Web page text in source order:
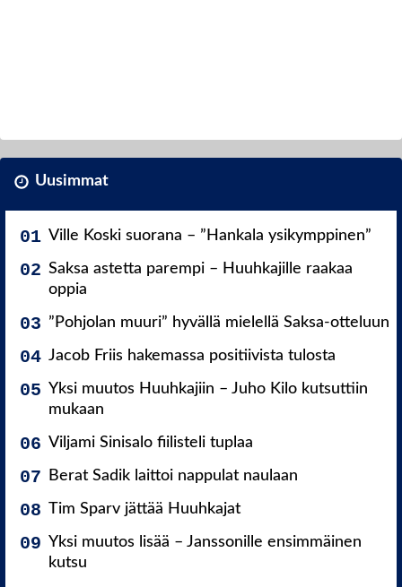
Uusimmat
Ville Koski suorana – ”Hankala ysikymppinen”
Saksa astetta parempi – Huuhkajille raakaa
oppia
”Pohjolan muuri” hyvällä mielellä Saksa-otteluun
Jacob Friis hakemassa positiivista tulosta
Yksi muutos Huuhkajiin – Juho Kilo kutsuttiin
mukaan
Viljami Sinisalo fiilisteli tuplaa
Berat Sadik laittoi nappulat naulaan
Tim Sparv jättää Huuhkajat
Yksi muutos lisää – Janssonille ensimmäinen
kutsu